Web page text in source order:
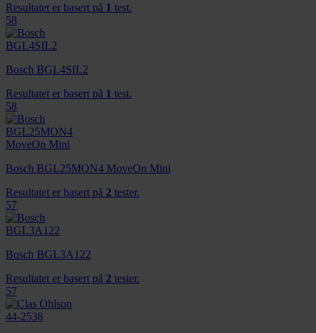
Resultatet er basert på 1 test.
58
Bosch BGL4SIL2
Resultatet er basert på 1 test.
58
Bosch BGL25MON4 MoveOn Mini
Resultatet er basert på 2 tester.
57
Bosch BGL3A122
Resultatet er basert på 2 tester.
57